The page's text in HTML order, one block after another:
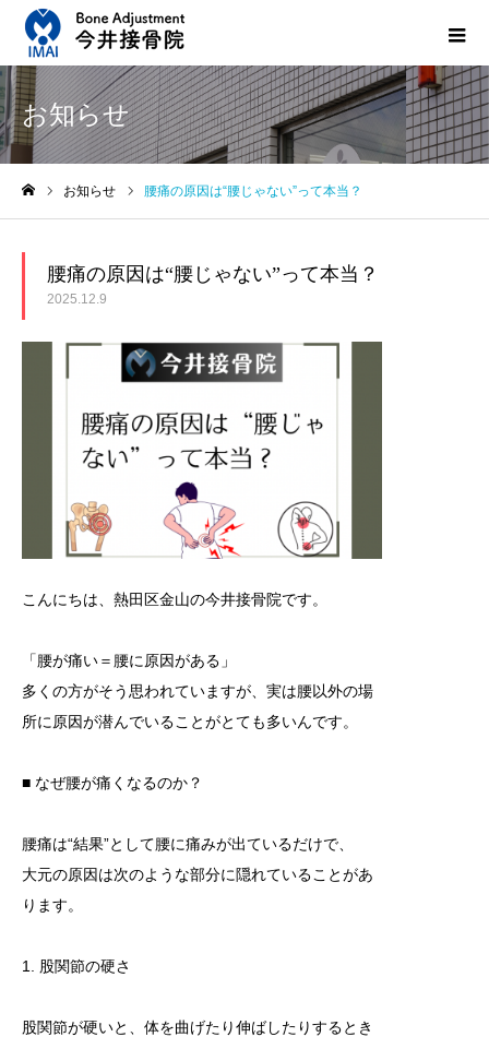
お知らせ
お知らせ 腰痛の原因は“腰じゃない”って本当？
腰痛の原因は“腰じゃない”って本当？
2025.12.9
こんにちは、熱田区金山の今井接骨院です。
「腰が痛い＝腰に原因がある」
多くの方がそう思われていますが、実は腰以外の場
所に原因が潜んでいることがとても多いんです。
■ なぜ腰が痛くなるのか？
腰痛は“結果”として腰に痛みが出ているだけで、
大元の原因は次のような部分に隠れていることがあ
ります。
1. 股関節の硬さ
股関節が硬いと、体を曲げたり伸ばしたりするとき